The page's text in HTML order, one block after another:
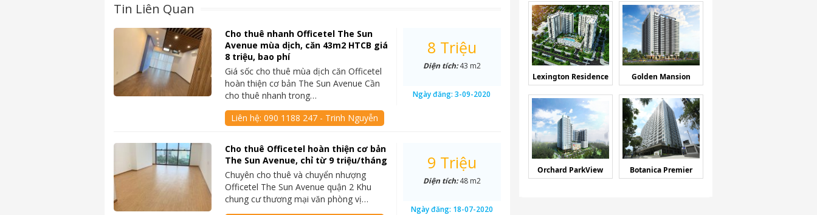
Tin Liên Quan
Cho thuê nhanh Officetel The Sun
Avenue mùa dịch, căn 43m2 HTCB giá
8 triệu, bao phí
Giá sốc cho thuê mùa dịch căn Officetel
hoàn thiện cơ bản The Sun Avenue Cần
cho thuê nhanh trong…
Liên hệ:090 1188 247 - Trinh Nguyễn
8 Triệu
Diện tích:43 m2
Ngày đăng:3-09-2020
Cho thuê Officetel hoàn thiện cơ bản
The Sun Avenue, chỉ từ 9 triệu/tháng
Chuyên cho thuê và chuyển nhượng
Officetel The Sun Avenue quận 2 Khu
chung cư thương mại văn phòng vị…
9 Triệu
Diện tích:48 m2
Ngày đăng: 18-07-2020
Lexington Residence Golden Mansion
Orchard ParkView Botanica Premier